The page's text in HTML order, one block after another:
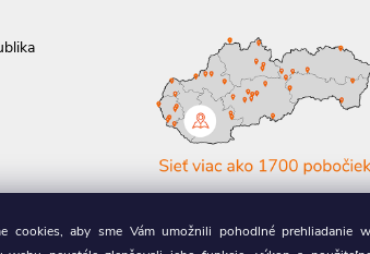
cookies, aby sme Vám umožnili pohodlné prehliadanie